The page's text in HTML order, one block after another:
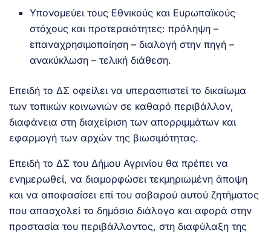
Υπονομεύει τους Εθνικούς και Ευρωπαϊκούς
στόχους και προτεραιότητες: πρόληψη –
επαναχρησιμοποίηση – διαλογή στην πηγή –
ανακύκλωση – τελική διάθεση.
Επειδή το ΔΣ οφείλει να υπερασπιστεί το δικαίωμα
των τοπικών κοινωνιών σε καθαρό περιβάλλον,
διαφάνεια στη διαχείριση των απορριμμάτων και
εφαρμογή των αρχών της βιωσιμότητας.
Επειδή το ΔΣ του Δήμου Αγρινίου θα πρέπει να
ενημερωθεί, να διαμορφώσει τεκμηριωμένη άποψη
και να αποφασίσει επί του σοβαρού αυτού ζητήματος
που απασχολεί το δημόσιο διάλογο και αφορά στην
προστασία του περιβάλλοντος, στη διαφύλαξη της